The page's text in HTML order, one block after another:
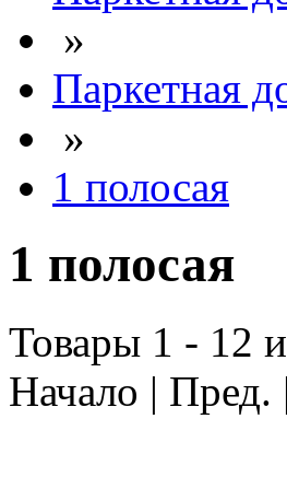
»
Паркетная
»
1 полосая
1 полосая
Товары 1 - 12
Начало | Пред. |